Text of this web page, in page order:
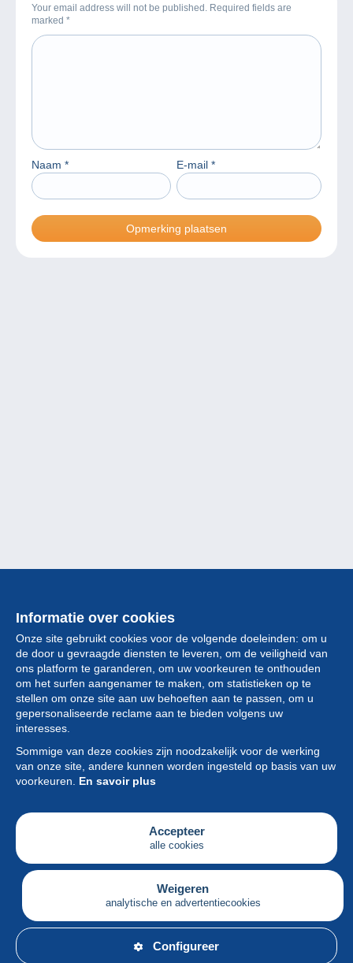
Your email address will not be published. Required fields are
marked *
Naam * E-mail *
Informatie over cookies
Onze site gebruikt cookies voor de volgende doeleinden: om u
de door u gevraagde diensten te leveren, om de veiligheid van
ons platform te garanderen, om uw voorkeuren te onthouden
om het surfen aangenamer te maken, om statistieken op te
stellen om onze site aan uw behoeften aan te passen, om u
gepersonaliseerde reclame aan te bieden volgens uw
interesses.
Sommige van deze cookies zijn noodzakelijk voor de werking
van onze site, andere kunnen worden ingesteld op basis van uw
voorkeuren. En savoir plus
Accepteer
alle cookies
Weigeren
analytische en advertentiecookies
Configureer
Collectie
Nieuws
Functie
Vereniging
Diensten
Schrijven
Nederlands